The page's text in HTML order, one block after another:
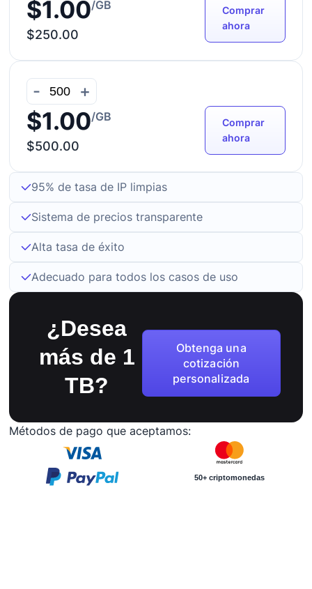
$1.00/GB
$250.00
Comprar
ahora
- +
$1.00/GB
$500.00
Comprar
ahora
95% de tasa de IP limpias
Sistema de precios transparente
Alta tasa de éxito
Adecuado para todos los casos de uso
¿Desea
más de 1
TB?
Obtenga una
cotización
personalizada
Métodos de pago que aceptamos:
50+ criptomonedas